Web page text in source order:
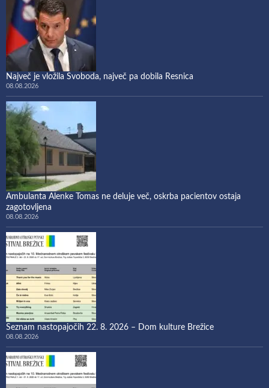
Največ je vložila Svoboda, največ pa dobila Resnica
08.08.2026
Ambulanta Alenke Tomas ne deluje več, oskrba pacientov ostaja
zagotovljena
08.08.2026
Seznam nastopajočih 22. 8. 2026 – Dom kulture Brežice
08.08.2026